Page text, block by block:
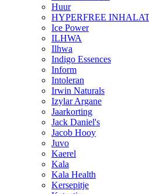
Huur
HYPERFREE
Ice Power
ILHWA
Ilhwa
Indigo Essences
Inform
Intoleran
Irwin Naturals
Izylar Argane
Jaarkorting
Jack Daniel's
Jacob Hooy
Juvo
Kaerel
Kala
Kala Health
Kersepitje